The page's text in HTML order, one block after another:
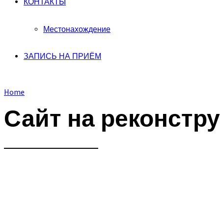
КОНТАКТЫ
Местонахождение
ЗАПИСЬ НА ПРИЁМ
Home
Сайт на